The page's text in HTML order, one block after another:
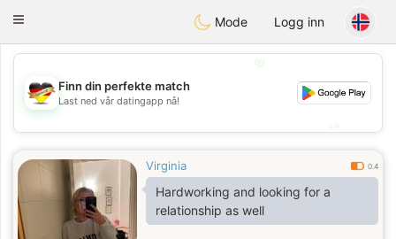
Deutsch Dating
Toggle
Mode Logg inn
💖
💕
Finn din perfekte match
Last ned vår datingapp nå!
Virginia 0.4
Hardworking and looking for a
relationship as well